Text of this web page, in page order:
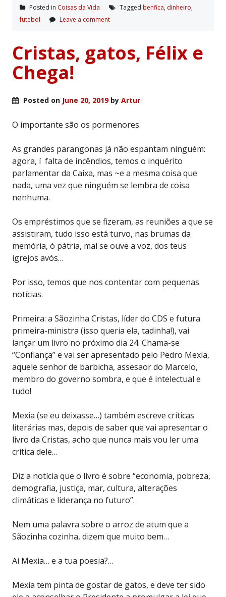
Posted in Coisas da Vida Tagged benfica, dinheiro,
futebol
Leave a comment
Cristas, gatos, Félix e
Chega!
Posted on June 20, 2019by Artur
O importante são os pormenores.
As grandes parangonas já não espantam ninguém:
agora, í falta de incêndios, temos o inquérito
parlamentar da Caixa, mas ~e a mesma coisa que
nada, uma vez que ninguém se lembra de coisa
nenhuma.
Os empréstimos que se fizeram, as reuniões a que se
assistiram, tudo isso está turvo, nas brumas da
memória, ó pátria, mal se ouve a voz, dos teus
igrejos avós…
Por isso, temos que nos contentar com pequenas
notícias.
Primeira: a Sãozinha Cristas, líder do CDS e futura
primeira-ministra (isso queria ela, tadinha!), vai
lançar um livro no próximo dia 24. Chama-se
“Confiança” e vai ser apresentado pelo Pedro Mexia,
aquele senhor de barbicha, assesaor do Marcelo,
membro do governo sombra, e que é intelectual e
tudo!
Mexia (se eu deixasse…) também escreve críticas
literárias mas, depois de saber que vai apresentar o
livro da Cristas, acho que nunca mais vou ler uma
crítica dele…
Diz a notícia que o livro é sobre “economia, pobreza,
demografia, justiça, mar, cultura, alterações
climáticas e liderança no futuro”.
Nem uma palavra sobre o arroz de atum que a
Sãozinha cozinha, dizem que muito bem…
Ai Mexia… e a tua poesia?…
Mexia tem pinta de gostar de gatos, e deve ter sido